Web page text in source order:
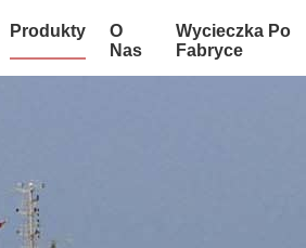
Produkty
O
Nas
Wycieczka Po
Fabryce